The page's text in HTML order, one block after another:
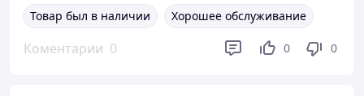
Товар был в наличии
Хорошее обслуживание
Коментарии 0 0 0